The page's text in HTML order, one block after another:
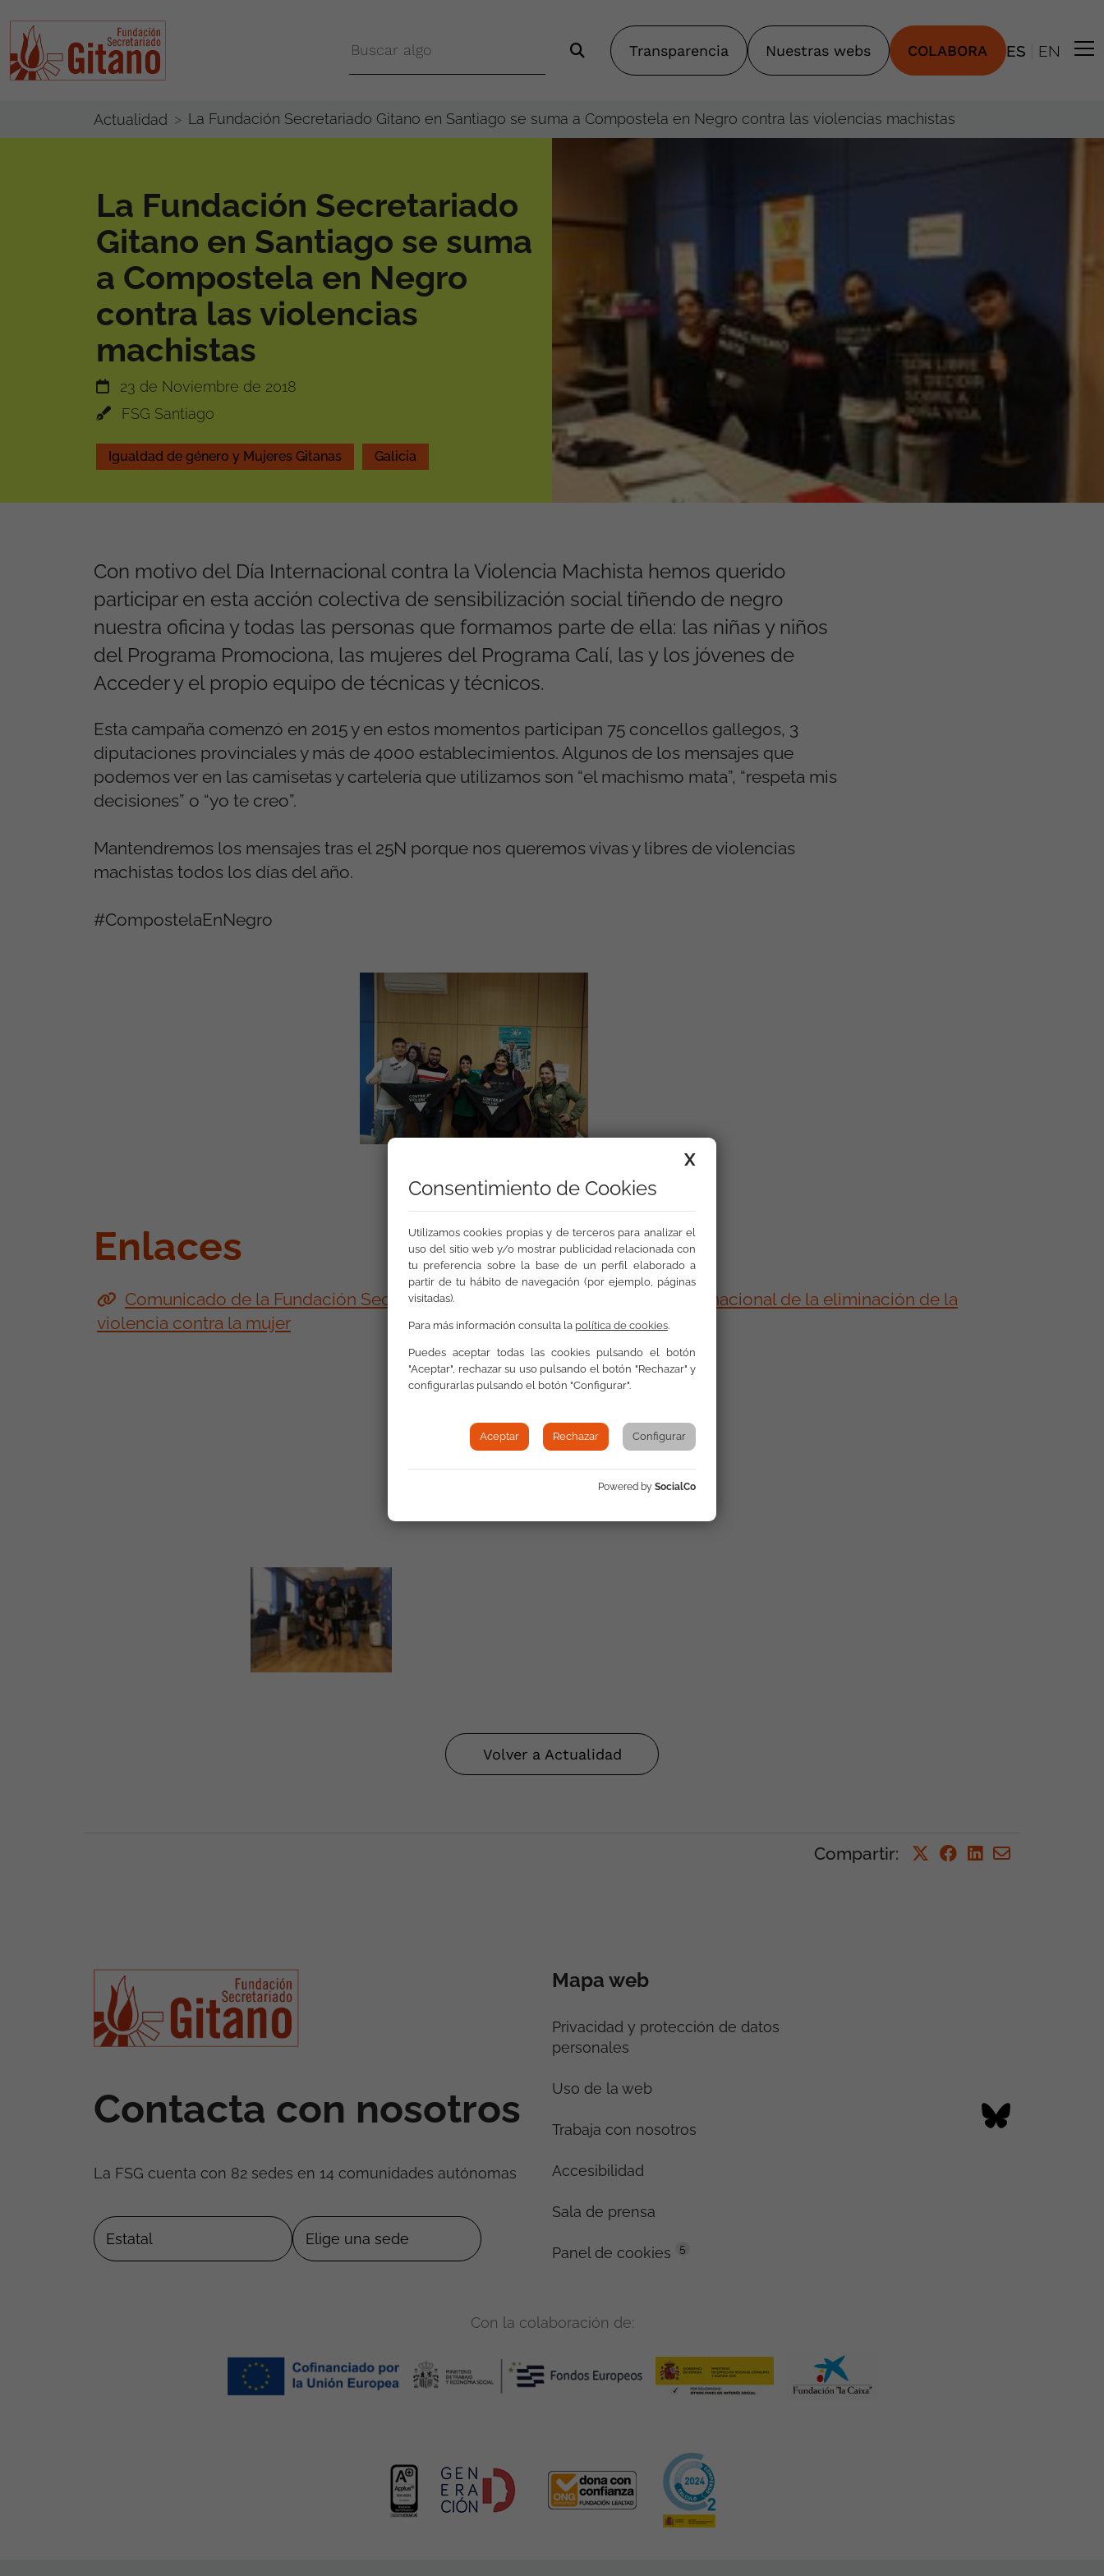
Transparencia Nuestras webs COLABORA ES EN
Actualidad La Fundación Secretariado Gitano en Santiago se suma a Compostela en Negro contra las violencias machistas
La Fundación Secretariado
Gitano en Santiago se suma
a Compostela en Negro
contra las violencias
machistas
23 de Noviembre de 2018
FSG Santiago
Igualdad de género y Mujeres Gitanas Galicia
Con motivo del Día Internacional contra la Violencia Machista hemos querido
participar en esta acción colectiva de sensibilización social tiñendo de negro
nuestra oficina y todas las personas que formamos parte de ella: las niñas y niños
del Programa Promociona, las mujeres del Programa Calí, las y los jóvenes de
Acceder y el propio equipo de técnicas y técnicos.
Esta campaña comenzó en 2015 y en estos momentos participan 75 concellos gallegos, 3
diputaciones provinciales y más de 4000 establecimientos. Algunos de los mensajes que
podemos ver en las camisetas y cartelería que utilizamos son “el machismo mata”, “respeta mis
decisiones” o “yo te creo”.
Mantendremos los mensajes tras el 25N porque nos queremos vivas y libres de violencias
machistas todos los días del año.
#CompostelaEnNegro
Enlaces
Comunicado de la Fundación Secretariado Gitano con motivo del Dia Internacional de la eliminación de la
violencia contra la mujer
Galería
Volver a Actualidad
Compartir:
Contacta con nosotros
La FSG cuenta con 82 sedes en 14 comunidades autónomas
Mapa web
Privacidad y protección de datos
personales
Uso de la web
Trabaja con nosotros
Accesibilidad
Sala de prensa
Panel de cookies 5
Con la colaboración de:
X
Consentimiento de Cookies
Utilizamos cookies propias y de terceros para analizar el
uso del sitio web y/o mostrar publicidad relacionada con
tu preferencia sobre la base de un perfil elaborado a
partir de tu hábito de navegación (por ejemplo, páginas
visitadas).
Para más información consulta la política de cookies.
Puedes aceptar todas las cookies pulsando el botón
"Aceptar", rechazar su uso pulsando el botón "Rechazar" y
configurarlas pulsando el botón "Configurar".
Aceptar Rechazar Configurar
Powered by SocialCo